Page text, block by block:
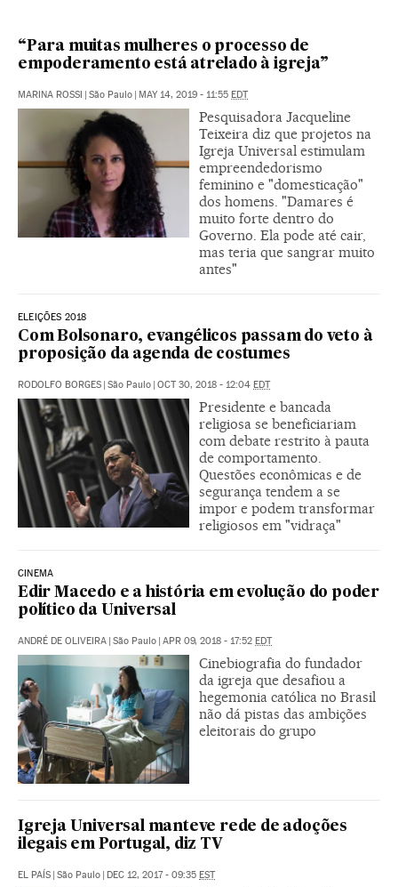
“Para muitas mulheres o processo de
empoderamento está atrelado à igreja”
MARINA ROSSI | São Paulo | MAY 14, 2019 - 11:55 EDT
Pesquisadora Jacqueline
Teixeira diz que projetos na
Igreja Universal estimulam
empreendedorismo
feminino e "domesticação"
dos homens. "Damares é
muito forte dentro do
Governo. Ela pode até cair,
mas teria que sangrar muito
antes"
ELEIÇÕES 2018
Com Bolsonaro, evangélicos passam do veto à
proposição da agenda de costumes
RODOLFO BORGES | São Paulo | OCT 30, 2018 - 12:04 EDT
Presidente e bancada
religiosa se beneficiariam
com debate restrito à pauta
de comportamento.
Questões econômicas e de
segurança tendem a se
impor e podem transformar
religiosos em "vidraça"
CINEMA
Edir Macedo e a história em evolução do poder
político da Universal
ANDRÉ DE OLIVEIRA | São Paulo | APR 09, 2018 - 17:52 EDT
Cinebiografia do fundador
da igreja que desafiou a
hegemonia católica no Brasil
não dá pistas das ambições
eleitorais do grupo
Igreja Universal manteve rede de adoções
ilegais em Portugal, diz TV
EL PAÍS | São Paulo | DEC 12, 2017 - 09:35 EST